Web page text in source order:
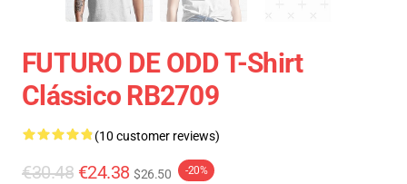
FUTURO DE ODD T-Shirt
Clássico RB2709
(10 customer reviews)
€30.48 €24.38 $26.50 -20%